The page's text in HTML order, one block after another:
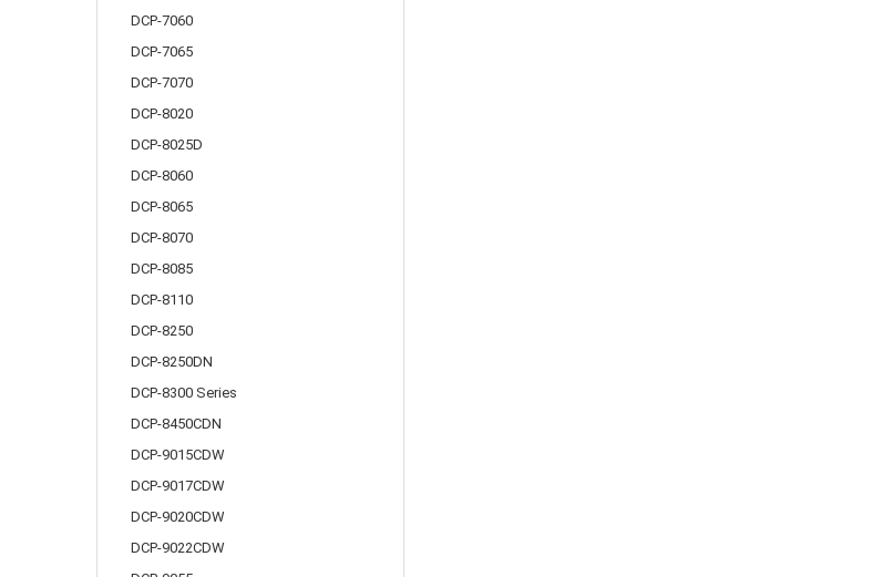
DCP-7060
DCP-7065
DCP-7070
DCP-8020
DCP-8025D
DCP-8060
DCP-8065
DCP-8070
DCP-8085
DCP-8110
DCP-8250
DCP-8250DN
DCP-8300 Series
DCP-8450CDN
DCP-9015CDW
DCP-9017CDW
DCP-9020CDW
DCP-9022CDW